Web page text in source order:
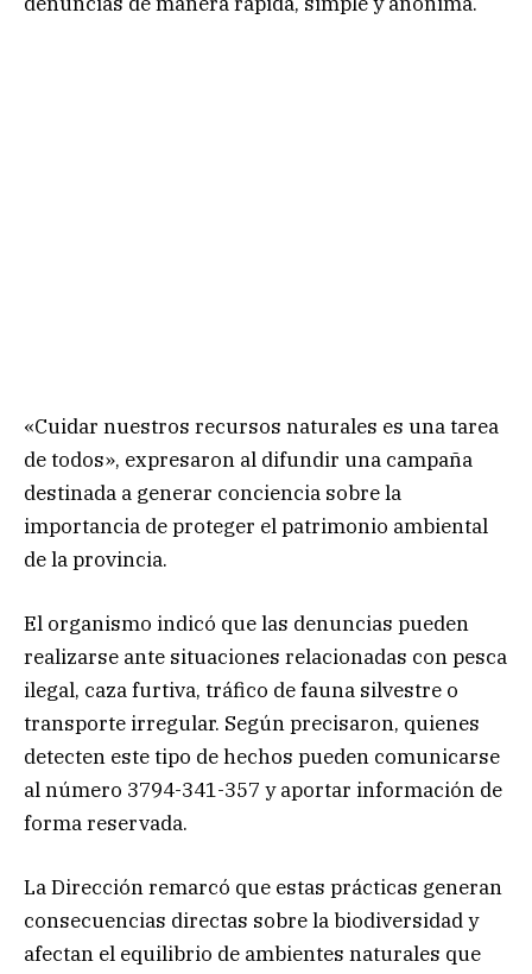
«Cuidar nuestros recursos naturales es una tarea
de todos», expresaron al difundir una campaña
destinada a generar conciencia sobre la
importancia de proteger el patrimonio ambiental
de la provincia.
El organismo indicó que las denuncias pueden
realizarse ante situaciones relacionadas con pesca
ilegal, caza furtiva, tráfico de fauna silvestre o
transporte irregular. Según precisaron, quienes
detecten este tipo de hechos pueden comunicarse
al número 3794-341-357 y aportar información de
forma reservada.
La Dirección remarcó que estas prácticas generan
consecuencias directas sobre la biodiversidad y
afectan el equilibrio de ambientes naturales que